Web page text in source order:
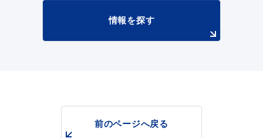
情報を探す
前のページへ戻る